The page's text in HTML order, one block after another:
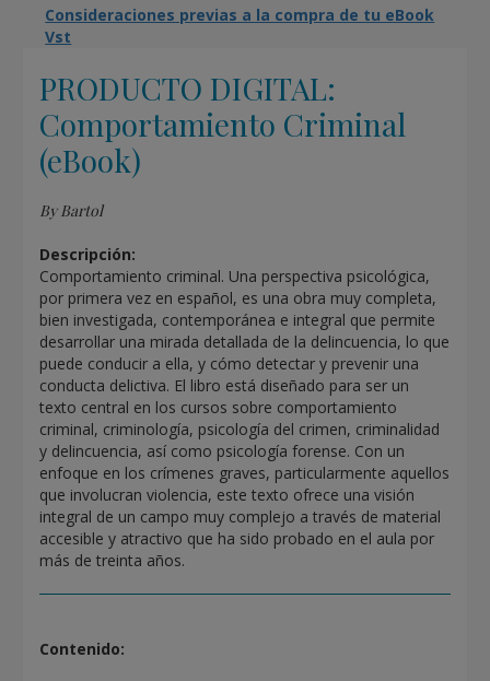
Consideraciones previas a la compra de tu eBook
Vst
PRODUCTO DIGITAL:
Comportamiento Criminal
(eBook)
By Bartol
Descripción:
Comportamiento criminal. Una perspectiva psicológica,
por primera vez en español, es una obra muy completa,
bien investigada, contemporánea e integral que permite
desarrollar una mirada detallada de la delincuencia, lo que
puede conducir a ella, y cómo detectar y prevenir una
conducta delictiva. El libro está diseñado para ser un
texto central en los cursos sobre comportamiento
criminal, criminología, psicología del crimen, criminalidad
y delincuencia, así como psicología forense. Con un
enfoque en los crímenes graves, particularmente aquellos
que involucran violencia, este texto ofrece una visión
integral de un campo muy complejo a través de material
accesible y atractivo que ha sido probado en el aula por
más de treinta años.
Contenido: